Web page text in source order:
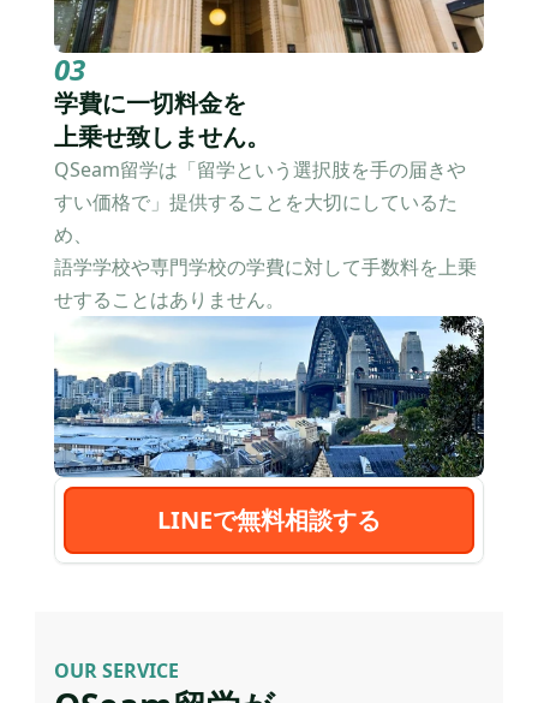
03
学費に一切料金を
上乗せ致しません。
QSeam留学は「留学という選択肢を手の届きや
すい価格で」提供することを大切にしているた
め、
語学学校や専門学校の学費に対して手数料を上乗
せすることはありません。
LINEで無料相談する
OUR SERVICE